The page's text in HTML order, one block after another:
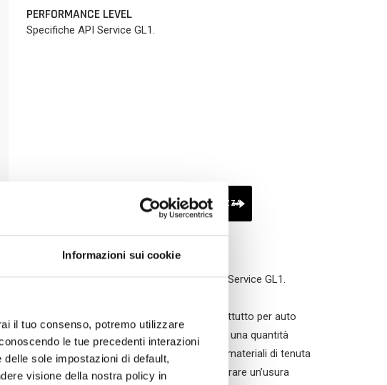
Informazioni sui cookie
il tuo consenso, potremo utilizzare
le tue precedenti interazioni
sole impostazioni di default,
visione della nostra policy in
PERFORMANCE LEVEL
Specifiche API Service GL1.
SCHEDA DI SICUREZZA
olio per trasmissioni unigrado. Specifiche API Service GL1.
100% minerale. La viscosità scelta, soprattutto per auto
Bardahl Classic Gear Oil SAE 90 contiene una quantità
rame e metalli non ferrosi. È adatto per i materiali di tenuta
del film lubrificante contribuisce ad assicurare un’usura